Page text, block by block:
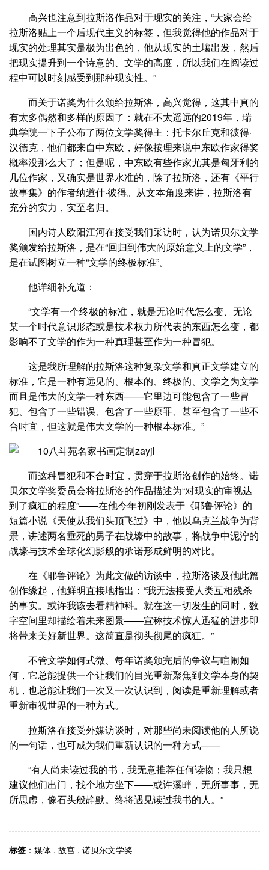
高兴也注意到拉斯洛作品对于现实的关注，“大家会给
拉斯洛贴上一个后现代主义的标签，但我觉得他的作品对于
现实的处理其实是极为出色的，他从现实的土壤出发，然后
把现实提升到一个诗意的、文学的高度，所以我们在阅读过
程中可以时刻感受到那种现实性。”
而关于诺奖为什么颁给拉斯洛，高兴觉得，这其中真的
有太多偶然和多样的原因了：就在不太遥远的2019年，瑞
典学院一下子公布了两位文学奖得主：托卡尔丘克和彼得·
汉德克，他们都来自中东欧，好像按理来说中东欧作家得奖
概率没那么大了；但是呢，中东欧有些作家尤其是匈牙利的
几位作家，又确实是世界水准的，除了拉斯洛，还有《平行
故事集》的作者纳道什·彼得。从文本角度来讲，拉斯洛有
充分的实力，实至名归。
国内诗人欧阳江河在接受我们采访时，认为诺贝尔文学
奖颁发给拉斯洛，是在“回归到伟大的原始意义上的文学”，
是在试图树立一种“文学的终极标准”。
他详细补充道：
“文学有一个终极的标准，就是无论时代怎么变、无论
某一个时代意识形态或是技术权力所代表的东西怎么变，都
影响不了文学的作为一种真理甚至作为一种冒犯。
这是我所理解的拉斯洛这种复杂文学和真正文学建立的
标准，它是一种有远见的、根本的、终极的、文学之为文学
而且是伟大的文学一种东西——它里边可能包含了一些冒
犯、包含了一些错误、包含了一些原罪、甚至包含了一些不
合时宜，但这就是伟大文学的一种根本标准。”
而这种冒犯和不合时宜，贯穿于拉斯洛创作的始终。诺
贝尔文学奖委员会将拉斯洛的作品描述为“对现实的审视达
到了疯狂的程度”——在他今年初刚发表于《耶鲁评论》的
短篇小说《天使从我们头顶飞过》中，他以乌克兰战争为背
景，讲述两名垂死的男子在战壕中的故事，将战争中泥泞的
战壕与技术全球化幻影般的承诺形成鲜明的对比。
在《耶鲁评论》为此文做的访谈中，拉斯洛谈及他此篇
创作缘起，他鲜明直接地指出：“我无法接受人类互相残杀
的事实。或许我该去看精神科。就在这一切发生的同时，数
字空间里却描绘着未来图景——宣称技术惊人迅猛的进步即
将带来美好新世界。这简直是彻头彻尾的疯狂。”
不管文学如何式微、每年诺奖颁完后的争议与喧闹如
何，它总能提供一个让我们的目光重新聚焦到文学本身的契
机，也总能让我们一次又一次认识到，阅读是重新理解或者
重新审视世界的一种方式。
拉斯洛在接受外媒访谈时，对那些尚未阅读他的人所说
的一句话，也可成为我们重新认识的一种方式——
“有人尚未读过我的书，我无意推荐任何读物；我只想
建议他们出门，找个地方坐下——或许溪畔，无所事事，无
所思虑，像石头般静默。终将遇见读过我书的人。”
标签 ： 媒体 , 故宫 , 诺贝尔文学奖